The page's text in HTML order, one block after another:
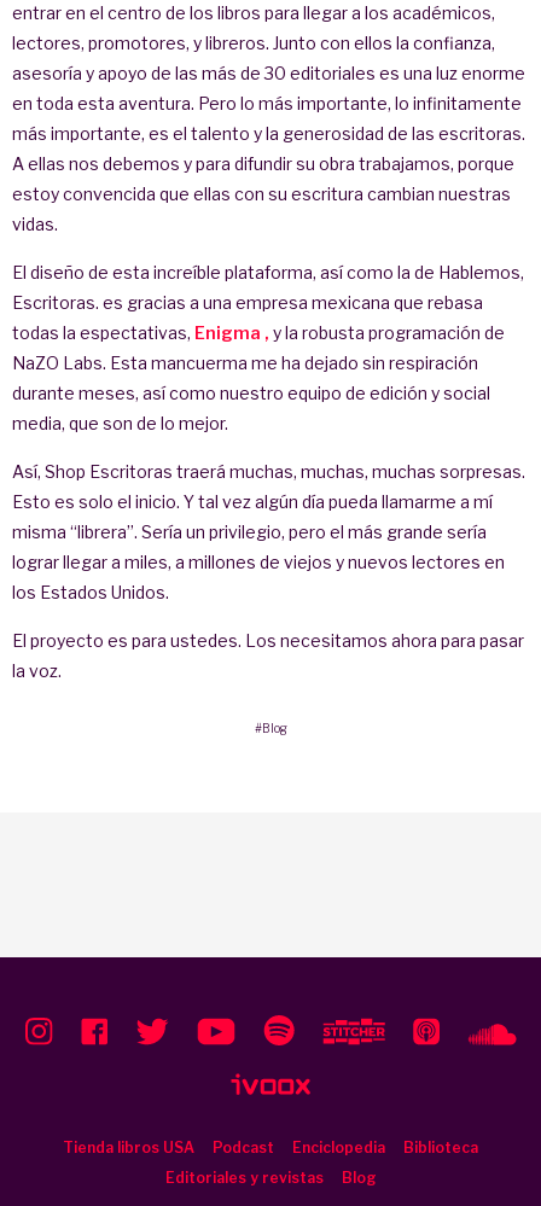
entrar en el centro de los libros para llegar a los académicos,
lectores, promotores, y libreros. Junto con ellos la confianza,
asesoría y apoyo de las más de 30 editoriales es una luz enorme
en toda esta aventura. Pero lo más importante, lo infinitamente
más importante, es el talento y la generosidad de las escritoras.
A ellas nos debemos y para difundir su obra trabajamos, porque
estoy convencida que ellas con su escritura cambian nuestras
vidas.
El diseño de esta increíble plataforma, así como la de Hablemos,
Escritoras. es gracias a una empresa mexicana que rebasa
todas la espectativas, Enigma , y la robusta programación de
NaZO Labs. Esta mancuerma me ha dejado sin respiración
durante meses, así como nuestro equipo de edición y social
media, que son de lo mejor.
Así, Shop Escritoras traerá muchas, muchas, muchas sorpresas.
Esto es solo el inicio. Y tal vez algún día pueda llamarme a mí
misma “librera”. Sería un privilegio, pero el más grande sería
lograr llegar a miles, a millones de viejos y nuevos lectores en
los Estados Unidos.
El proyecto es para ustedes. Los necesitamos ahora para pasar
la voz.
#Blog
Tienda libros USA Podcast Enciclopedia
Biblioteca
Editoriales y revistas
Blog